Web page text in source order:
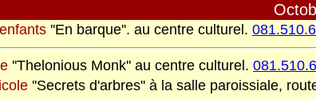
''En barque''. au centre culturel.
''Thelonious Monk'' au centre culturel.
''Secrets d'arbres'' à la salle paroissiale,